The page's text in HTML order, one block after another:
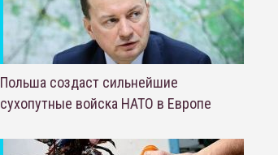
Польша создаст сильнейшие
сухопутные войска НАТО в Европе